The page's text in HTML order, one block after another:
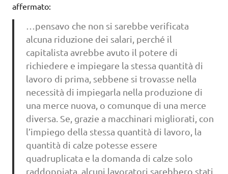
affermato:
…pensavo che non si sarebbe verificata
alcuna riduzione dei salari, perché il
capitalista avrebbe avuto il potere di
richiedere e impiegare la stessa quantità di
lavoro di prima, sebbene si trovasse nella
necessità di impiegarla nella produzione di
una merce nuova, o comunque di una merce
diversa. Se, grazie a macchinari migliorati, con
l’impiego della stessa quantità di lavoro, la
quantità di calze potesse essere
quadruplicata e la domanda di calze solo
raddoppiata, alcuni lavoratori sarebbero stati